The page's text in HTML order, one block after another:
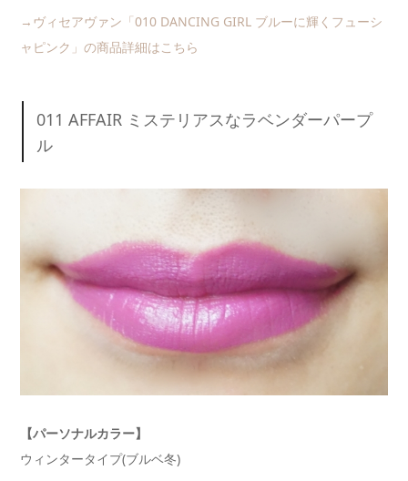
→ヴィセアヴァン「010 DANCING GIRL ブルーに輝くフューシ
ャピンク」の商品詳細はこちら
011 AFFAIR ミステリアスなラベンダーパープ
ル
【パーソナルカラー】
ウィンタータイプ(ブルベ冬)